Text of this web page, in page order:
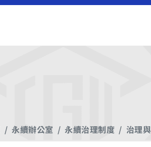
永續辦公室 永續治理制度 治理